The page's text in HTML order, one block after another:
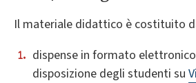
Il materiale didattico è costituito
dispense in formato
disposizione degli studenti su